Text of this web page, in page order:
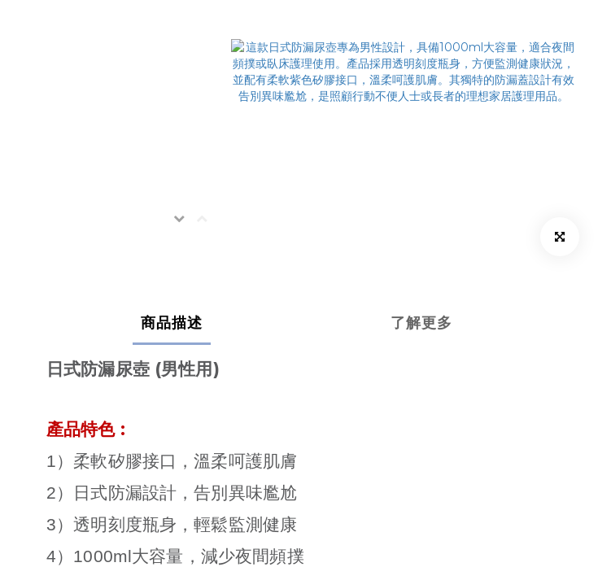
商品描述 了解更多
日式防漏尿壺(男性用)
產品特色 :
1）柔軟矽膠接口，溫柔呵護肌膚
2）日式防漏設計，告別異味尷尬
3）透明刻度瓶身，輕鬆監測健康
4）1000ml大容量，減少夜間頻撲